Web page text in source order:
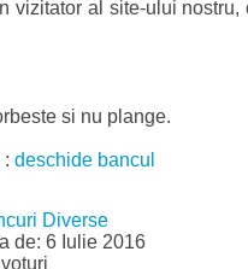
vizitator al site-ului
si nu plange.
: deschide bancul
Diverse
de: 6 Iulie 2016